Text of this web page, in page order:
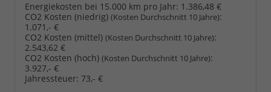
Energiekosten bei 15.000 km pro Jahr: 1.386,48 €
CO2 Kosten (niedrig) (Kosten Durchschnitt 10 Jahre):
1.071,- €
CO2 Kosten (mittel) (Kosten Durchschnitt 10 Jahre):
2.543,62 €
CO2 Kosten (hoch) (Kosten Durchschnitt 10 Jahre):
3.927,- €
Jahressteuer: 73,- €